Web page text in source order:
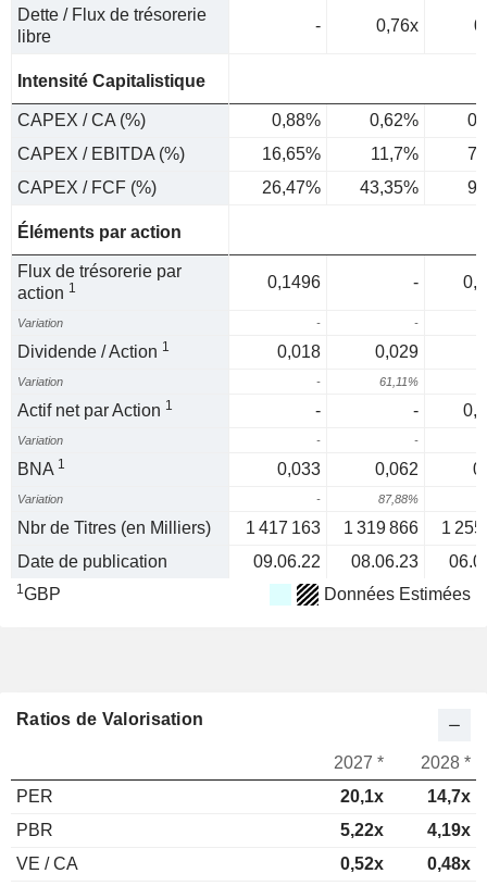
Dette / Flux de trésorerie
libre
- 0,76x
Intensité Capitalistique
CAPEX / CA (%) 0,88% 0,62%
CAPEX / EBITDA (%)
16,65% 11,7%
CAPEX / FCF (%)
26,47% 43,35%
Éléments par action
Flux de trésorerie par
action 1 0,1496 -
Variation - -
Dividende / Action 1 0,018 0,029
Variation - 61,11%
Actif net par Action 1 - -
Variation - -
BNA 1 0,033 0,062
Variation - 87,88%
Nbr de Titres (en Milliers) 1 417 163 1 319 866
1
Date de publication
09.06.22 08.06.23
1GBP Données Estimées
Ratios de Valorisation
2027 *
2028 *
PER
20,1x
14,7x
PBR
5,22x
4,19x
VE / CA
0,52x 0,48x